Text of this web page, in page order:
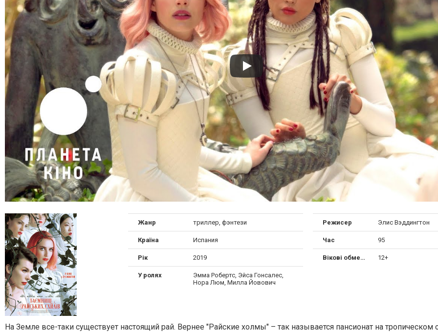
Жанр триллер, фэнтези
Країна Испания
Рік 2019
У ролях
Эмма Робертс, Эйса Гонсалес,
Нора Люм, Милла Йовович
Режисер Элис Вэддингтон
Час 95
Вікові обмеження 12+
На Земле все-таки существует настоящий рай. Вернее "Райские холмы" – так называется пансионат на тропическом